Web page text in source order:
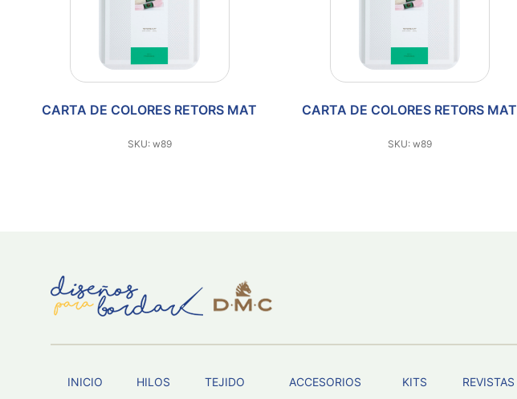
CARTA DE COLORES RETORS MAT
SKU: w89
CARTA DE COLORES RETORS MAT
SKU: w89
INICIO HILOS TEJIDO ACCESORIOS KITS REVISTAS